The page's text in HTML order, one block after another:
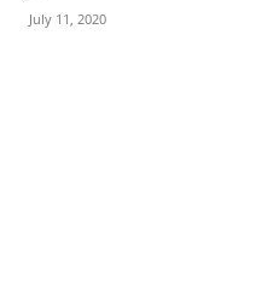
July 11, 2020